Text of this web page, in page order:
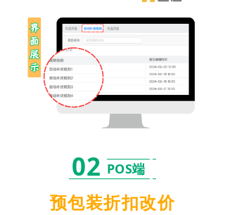
02 POS端
预包装折扣改价